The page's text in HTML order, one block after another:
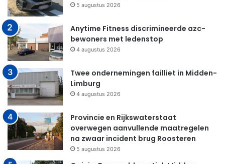
5 augustus 2026
Anytime Fitness discrimineerde azc-
bewoners met ledenstop
4 augustus 2026
Twee ondernemingen failliet in Midden-
Limburg
4 augustus 2026
Provincie en Rijkswaterstaat
overwegen aanvullende maatregelen
na zwaar incident brug Roosteren
5 augustus 2026